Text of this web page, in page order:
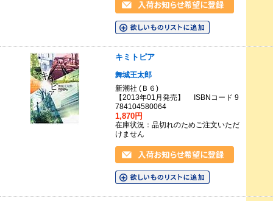
キミトピア
舞城王太郎
新潮社 (Ｂ６)
【2013年01月発売】 ISBNコード 9
784104580064
1,870円
在庫状況：品切れのためご注文いただ
けません